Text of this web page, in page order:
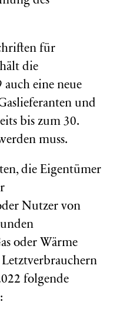
für
die
eine neue
und
bis zum 30.
muss.
die Eigentümer
Nutzer von
oder Wärme
Letztverbrauchern
folgende